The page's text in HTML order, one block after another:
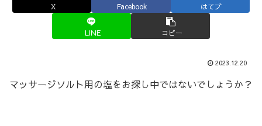
X Facebook はてブ
LINE コピー
2023.12.20
マッサージソルト用の塩をお探し中ではないでしょうか？